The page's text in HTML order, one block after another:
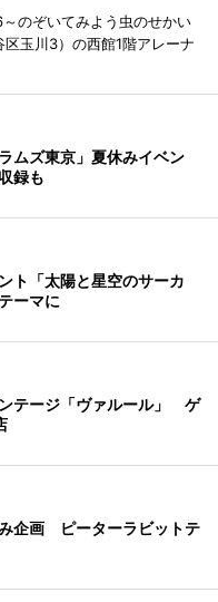
のぞいてみよう虫のせかい
玉川3）の西館1階アレーナ
ムズ東京」夏休みイベン
録も
ト「太陽と星空のサーカ
ーマに
テージ「ヴァルール」 ゲ
企画 ピーターラビットテ